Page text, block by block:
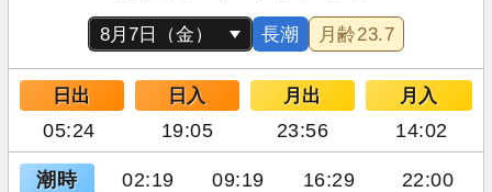
長潮 月齢23.7
日出 日入 月出 月入
05:24 19:05 23:56 14:02
潮時 02:19 09:19 16:29 22:00